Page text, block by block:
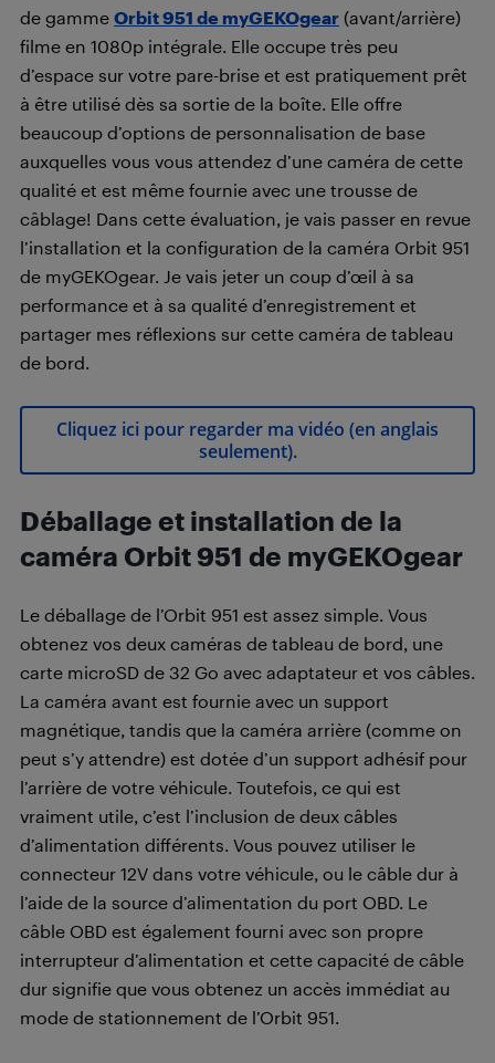
de gamme Orbit 951 de myGEKOgear (avant/arrière)
filme en 1080p intégrale. Elle occupe très peu
d’espace sur votre pare-brise et est pratiquement prêt
à être utilisé dès sa sortie de la boîte. Elle offre
beaucoup d’options de personnalisation de base
auxquelles vous vous attendez d’une caméra de cette
qualité et est même fournie avec une trousse de
câblage! Dans cette évaluation, je vais passer en revue
l’installation et la configuration de la caméra Orbit 951
de myGEKOgear. Je vais jeter un coup d’œil à sa
performance et à sa qualité d’enregistrement et
partager mes réflexions sur cette caméra de tableau
de bord.
Cliquez ici pour regarder ma vidéo (en anglais
seulement).
Déballage et installation de la
caméra Orbit 951 de myGEKOgear
Le déballage de l’Orbit 951 est assez simple. Vous
obtenez vos deux caméras de tableau de bord, une
carte microSD de 32 Go avec adaptateur et vos câbles.
La caméra avant est fournie avec un support
magnétique, tandis que la caméra arrière (comme on
peut s’y attendre) est dotée d’un support adhésif pour
l’arrière de votre véhicule. Toutefois, ce qui est
vraiment utile, c’est l’inclusion de deux câbles
d’alimentation différents. Vous pouvez utiliser le
connecteur 12V dans votre véhicule, ou le câble dur à
l’aide de la source d’alimentation du port OBD. Le
câble OBD est également fourni avec son propre
interrupteur d’alimentation et cette capacité de câble
dur signifie que vous obtenez un accès immédiat au
mode de stationnement de l’Orbit 951.